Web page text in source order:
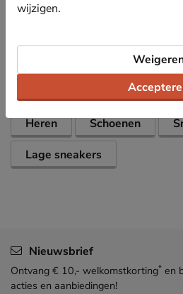
Heren Schoenen
Lage sneakers
Nieuwsbrief
Ontvang € 10,- welkomstkorting* en
acties en aanbiedingen!
wijzigen.